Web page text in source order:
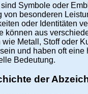
Symbole oder
von besonderen
oder Identitäten
können aus
wie Metall, Stoff oder
und haben oft eine
Bedeutung.
der